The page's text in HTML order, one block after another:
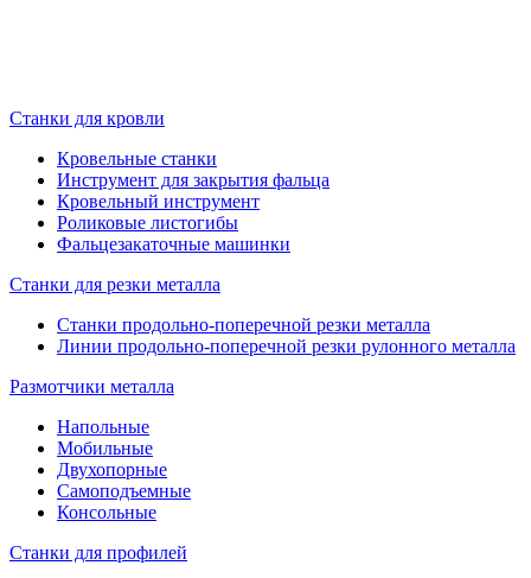
Станки для кровли
Кровельные станки
Инструмент для закрытия фальца
Кровельный инструмент
Роликовые листогибы
Фальцезакаточные машинки
Станки для резки металла
Станки продольно-поперечной резки металла
Линии продольно-поперечной резки рулонного металла
Размотчики металла
Напольные
Мобильные
Двухопорные
Самоподъемные
Консольные
Станки для профилей